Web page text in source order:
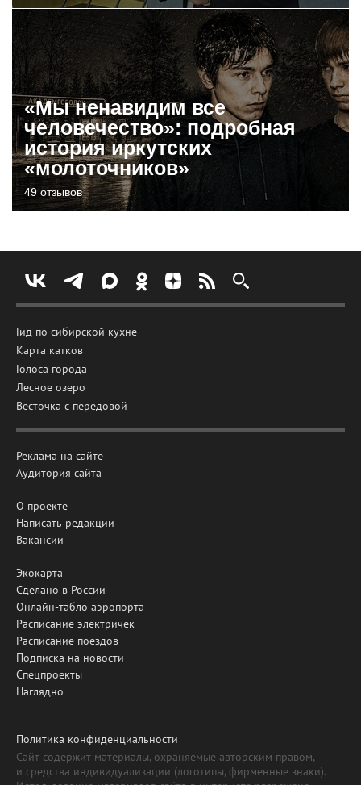
«Мы ненавидим все
человечество»: подробная
история иркутских
«молоточников»
49 отзывов
Гид по сибирской кухне
Карта катков
Голоса города
Лесное озеро
Весточка с передовой
Реклама на сайте
Аудитория сайта
О проекте
Написать редакции
Вакансии
Экокарта
Сделано в России
Онлайн-табло аэропорта
Расписание электричек
Расписание поездов
Подписка на новости
Спецпроекты
Наглядно
Политика конфиденциальности
Сайт содержит материалы, охраняемые авторским правом,
и средства индивидуализации (логотипы, фирменные знаки).